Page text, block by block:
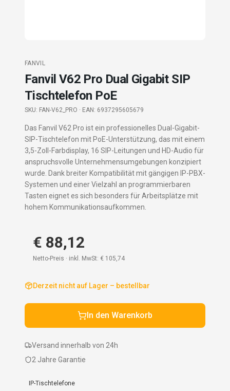
FANVIL
Fanvil V62 Pro Dual Gigabit SIP
Tischtelefon PoE
SKU: FAN-V62_PRO · EAN: 6937295605679
Das Fanvil V62 Pro ist ein professionelles Dual-Gigabit-
SIP-Tischtelefon mit PoE-Unterstützung, das mit einem
3,5-Zoll-Farbdisplay, 16 SIP-Leitungen und HD-Audio für
anspruchsvolle Unternehmensumgebungen konzipiert
wurde. Dank breiter Kompatibilität mit gängigen IP-PBX-
Systemen und einer Vielzahl an programmierbaren
Tasten eignet es sich besonders für Arbeitsplätze mit
hohem Kommunikationsaufkommen.
€ 88,12
Netto-Preis · inkl. MwSt: € 105,74
Derzeit nicht auf Lager – bestellbar
In den Warenkorb
Versand innerhalb von 24h
2 Jahre Garantie
IP-Tischtelefone